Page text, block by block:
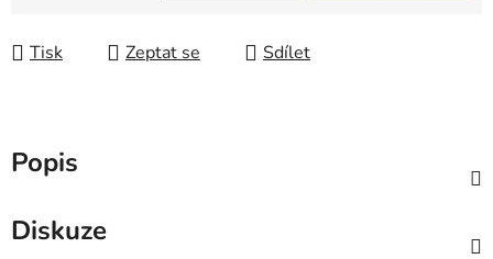
Tisk Zeptat se Sdílet
Popis
Diskuze